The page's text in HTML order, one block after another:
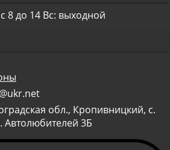
8 до 14 Вс: выходной
kr.net
обл., Кропивницкий, с.
Автолюбителей 3Б